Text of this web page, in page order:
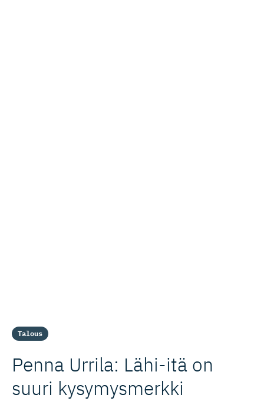
Talous
Penna Urrila: Lähi-itä on
suuri kysymysmerkki